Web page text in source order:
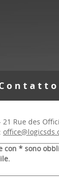
21 Rue des
:
con * sono